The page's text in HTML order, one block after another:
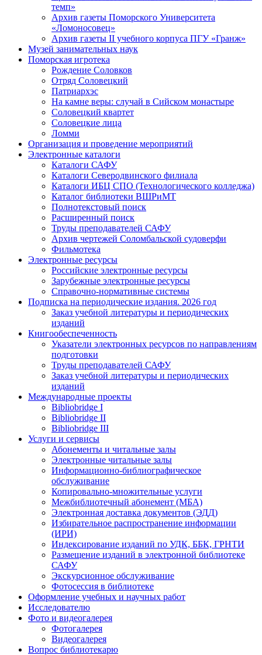
темп»
Архив газеты Поморского Университета
«Ломоносовец»
Архив газеты II учебного корпуса ПГУ «Гранж»
Музей занимательных наук
Поморская игротека
Рождение Соловков
Отряд Соловецкий
Патриархэс
На камне веры: случай в Сийском монастыре
Соловецкий квартет
Соловецкие лица
Ломми
Организация и проведение мероприятий
Электронные каталоги
Каталоги САФУ
Каталоги Северодвинского филиала
Каталоги ИБЦ СПО (Технологического колледжа)
Каталог библиотеки ВШРиМТ
Полнотекстовый поиск
Расширенный поиск
Труды преподавателей САФУ
Архив чертежей Соломбальской судоверфи
Фильмотека
Электронные ресурсы
Российские электронные ресурсы
Зарубежные электронные ресурсы
Справочно-нормативные системы
Подписка на периодические издания. 2026 год
Заказ учебной литературы и периодических
изданий
Книгообеспеченность
Указатели электронных ресурсов по направлениям
подготовки
Труды преподавателей САФУ
Заказ учебной литературы и периодических
изданий
Международные проекты
Bibliobridge I
Bibliobridge II
Bibliobridge III
Услуги и сервисы
Абонементы и читальные залы
Электронные читальные залы
Информационно-библиографическое
обслуживание
Копировально-множительные услуги
Межбиблиотечный абонемент (МБА)
Электронная доставка документов (ЭДД)
Избирательное распространение информации
(ИРИ)
Индексирование изданий по УДК, ББК, ГРНТИ
Размещение изданий в электронной библиотеке
САФУ
Экскурсионное обслуживание
Фотосессия в библиотеке
Оформление учебных и научных работ
Исследователю
Фото и видеогалерея
Фотогалерея
Видеогалерея
Вопрос библиотекарю